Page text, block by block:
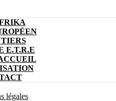
E.T.R.E
légales